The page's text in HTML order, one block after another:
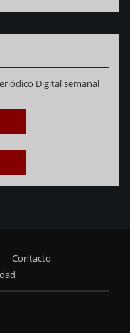
Digital semanal
Contacto